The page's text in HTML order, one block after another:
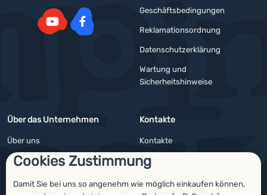
Cookies Zustimmung
Damit Sie bei uns so angenehm wie möglich einkaufen können,
Geschäftsbedingungen
Reklamationsordnung
Datenschutzerklärung
Wartung und
Sicherheitshinweise
Über das Unternehmen
Über uns
Impressum
4camping4nature
Kontakte
Kontakte
Angebote für Firmen und Vereine
Newsletter